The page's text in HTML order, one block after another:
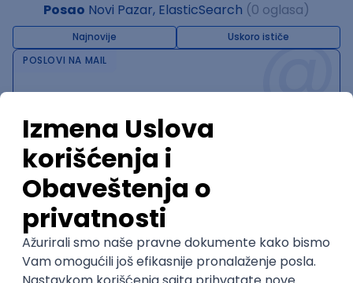
Posao Novi Pazar, ElasticSearch (0 oglasa)
Najnovije Uskoro ističe@
POSLOVI NA MAIL
POSLODAVAC
GRAD
SENIORITET
NAČIN RADA
Najnoviji poslovi svakog dana u tvom
inboxu
Prijavi se